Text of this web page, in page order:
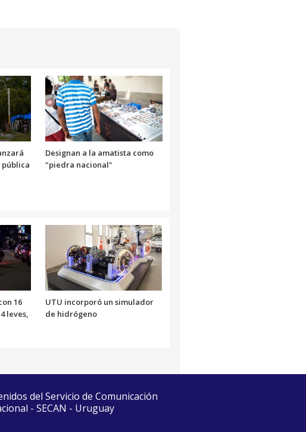
pública
Designan a la amatista como
"piedra nacional"
16
leves,
UTU incorporó un simulador
de hidrógeno
del Servicio de Comunicación
- SECAN - Uruguay